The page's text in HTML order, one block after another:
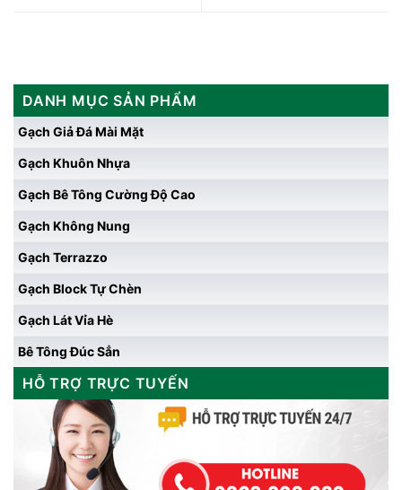
DANH MỤC SẢN PHẨM
Gạch Giả Đá Mài Mặt
Gạch Khuôn Nhựa
Gạch Bê Tông Cường Độ Cao
Gạch Không Nung
Gạch Terrazzo
Gạch Block Tự Chèn
Gạch Lát Vỉa Hè
Bê Tông Đúc Sẳn
HỖ TRỢ TRỰC TUYẾN